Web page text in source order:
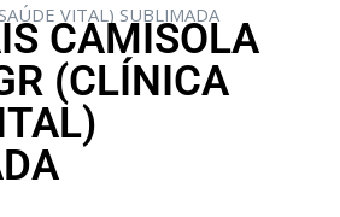
VITAL) SUBLIMADA
CAMISOLA
(CLÍNICA